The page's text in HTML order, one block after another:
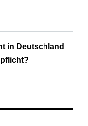
in Deutschland